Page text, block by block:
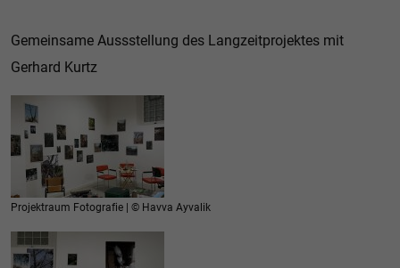
Gemeinsame Aussstellung des Langzeitprojektes mit
Gerhard Kurtz
Projektraum Fotografie | © Havva Ayvalik